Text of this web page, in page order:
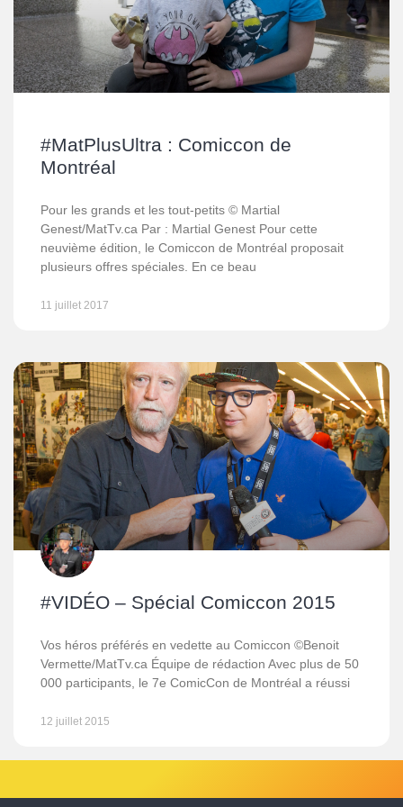
#MatPlusUltra : Comiccon de
Montréal
Pour les grands et les tout-petits © Martial
Genest/MatTv.ca Par : Martial Genest Pour cette
neuvième édition, le Comiccon de Montréal proposait
plusieurs offres spéciales. En ce beau
11 juillet 2017
#VIDÉO – Spécial Comiccon 2015
Vos héros préférés en vedette au Comiccon ©Benoit
Vermette/MatTv.ca Équipe de rédaction Avec plus de 50
000 participants, le 7e ComicCon de Montréal a réussi
12 juillet 2015